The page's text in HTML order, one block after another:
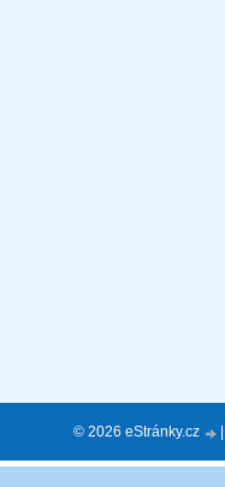
© 2026 eStránky.cz